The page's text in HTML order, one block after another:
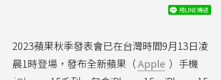
用LINE傳送
2023蘋果秋季發表會已在台灣時間9月13日凌
晨1時登場，發布全新蘋果（Apple ）手機